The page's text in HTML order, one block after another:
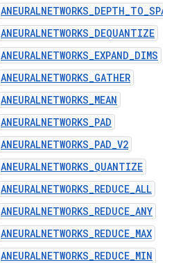
ANEURALNETWORKS_DEQUANTIZE
ANEURALNETWORKS_EXPAND_DIMS
ANEURALNETWORKS_GATHER
ANEURALNETWORKS_MEAN
ANEURALNETWORKS_PAD
ANEURALNETWORKS_PAD_V2
ANEURALNETWORKS_QUANTIZE
ANEURALNETWORKS_REDUCE_ALL
ANEURALNETWORKS_REDUCE_ANY
ANEURALNETWORKS_REDUCE_MAX
ANEURALNETWORKS_REDUCE_MIN